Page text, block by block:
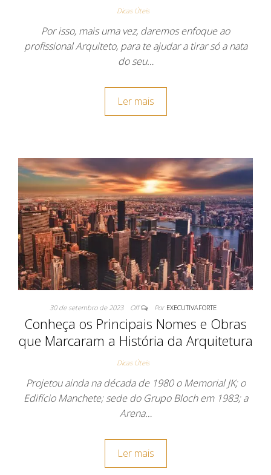
Dicas Úteis
Por isso, mais uma vez, daremos enfoque ao
profissional Arquiteto, para te ajudar a tirar só a nata
do seu…
Ler mais
30 de setembro de 2023 Off Por EXECUTIVAFORTE
Conheça os Principais Nomes e Obras
que Marcaram a História da Arquitetura
Dicas Úteis
Projetou ainda na década de 1980 o Memorial JK; o
Edifício Manchete; sede do Grupo Bloch em 1983; a
Arena…
Ler mais